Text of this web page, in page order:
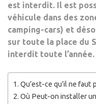
est interdit. Il est
véhicule dans des
camping-cars) et
sur toute la place du
interdit toute l’année.
Qu’est-ce qu’il ne faut
Où Peut-on installer